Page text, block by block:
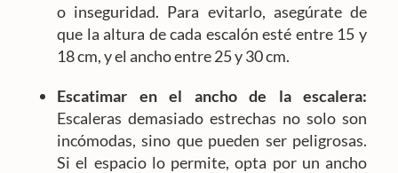
o inseguridad. Para evitarlo, asegúrate de
que la altura de cada escalón esté entre 15 y
18 cm, y el ancho entre 25 y 30 cm.
Escatimar en el ancho de la escalera:
Escaleras demasiado estrechas no solo son
incómodas, sino que pueden ser peligrosas.
Si el espacio lo permite, opta por un ancho